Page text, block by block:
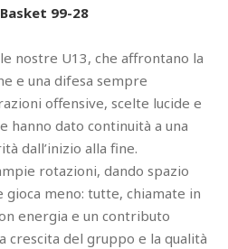
99-28
nostre U13, che affrontano la
e una difesa sempre
offensive, scelte lucide e
hanno dato continuità a una
dall’inizio alla fine.
rotazioni, dando spazio
gioca meno: tutte, chiamate in
energia e un contributo
crescita del gruppo e la qualità